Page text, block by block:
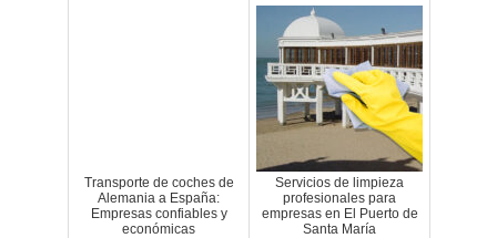
Transporte de coches de
Alemania a España:
Empresas confiables y
económicas
Servicios de limpieza
profesionales para
empresas en El Puerto de
Santa María